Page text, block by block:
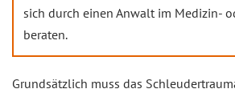
sich durch einen Anwalt im Medizin-
beraten.
Grundsätzlich muss das